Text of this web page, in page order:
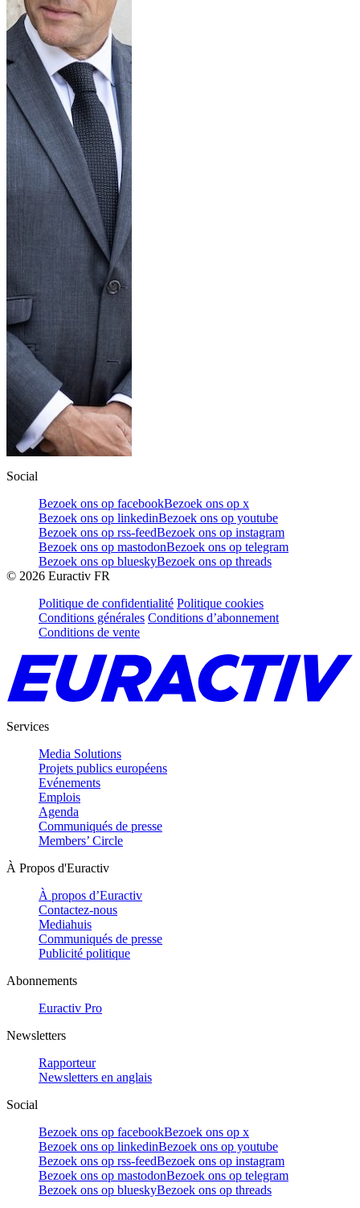
Social
Bezoek ons op facebookBezoek ons op x
Bezoek ons op linkedinBezoek ons op youtube
Bezoek ons op rss-feedBezoek ons op instagram
Bezoek ons op mastodonBezoek ons op telegram
Bezoek ons op blueskyBezoek ons op threads
© 2026 Euractiv FR
Politique de confidentialité Politique cookies
Conditions générales Conditions d’abonnement
Conditions de vente
Services
Media Solutions
Projets publics européens
Evénements
Emplois
Agenda
Communiqués de presse
Members’ Circle
À Propos d'Euractiv
À propos d’Euractiv
Contactez-nous
Mediahuis
Communiqués de presse
Publicité politique
Abonnements
Euractiv Pro
Newsletters
Rapporteur
Newsletters en anglais
Social
Bezoek ons op facebookBezoek ons op x
Bezoek ons op linkedinBezoek ons op youtube
Bezoek ons op rss-feedBezoek ons op instagram
Bezoek ons op mastodonBezoek ons op telegram
Bezoek ons op blueskyBezoek ons op threads